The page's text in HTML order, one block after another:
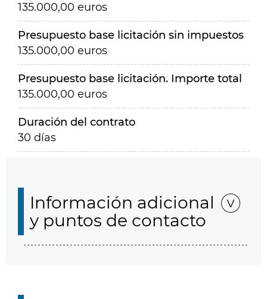
135.000,00 euros
Presupuesto base licitación sin impuestos
135.000,00 euros
Presupuesto base licitación. Importe total
135.000,00 euros
Duración del contrato
30 días
Información adicional
y puntos de contacto